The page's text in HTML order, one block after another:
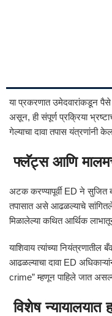
या प्रकरणात उमेदवारांकडून
असून, ही संपूर्ण प्रक्रिया
गेल्याचा दावा तपास यंत्रणांनी
फ्लॅट्स आणि
अटक करण्यापूर्वी ED ने सुजित
तपासात असे आढळल्याचे सांगितले
मिळालेल्या कथित आर्थिक
याशिवाय त्यांच्या नियंत्रणातील
आढळल्याचा दावा ED
crime” म्हणून पाहिले जात
विशेष न्यायालयात